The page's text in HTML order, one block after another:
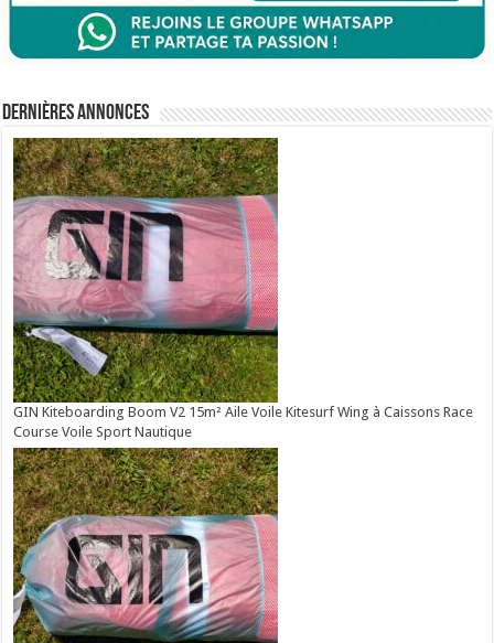
Dernières annonces
GIN Kiteboarding Boom V2 15m² Aile Voile Kitesurf Wing à Caissons Race
Course Voile Sport Nautique